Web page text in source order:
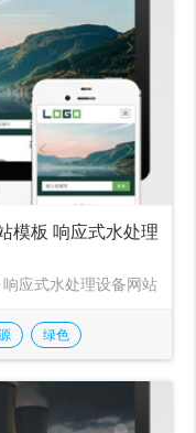
模板 响应式水处理
应式水处理设备网站
绿色